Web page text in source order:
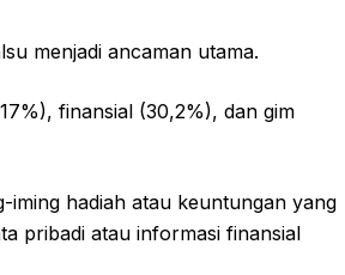
menjadi ancaman utama.
finansial (30,2%), dan gim
iming hadiah atau keuntungan yang
pribadi atau informasi finansial